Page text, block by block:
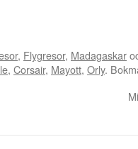
, Flygresor, Madagaskar
, Corsair, Mayott, Orly.